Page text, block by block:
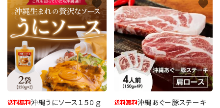
沖縄うにソース１５０ｇ
favorite
沖縄あぐー豚ステーキ
favorite